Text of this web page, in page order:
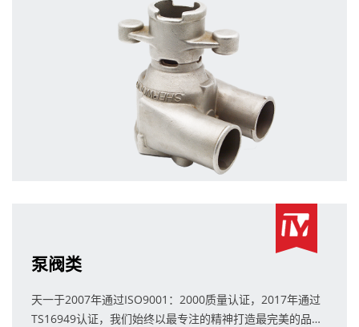
泵阀类
天一于2007年通过ISO9001：2000质量认证，2017年通过
TS16949认证，我们始终以最专注的精神打造最完美的品